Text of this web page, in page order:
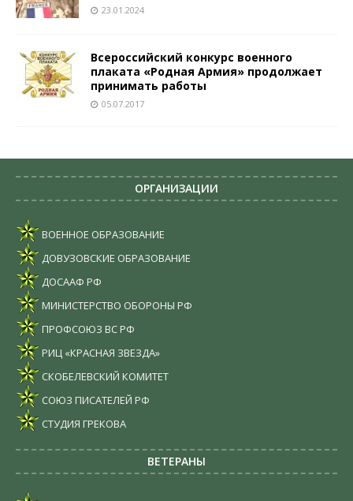
23.01.2024
Всероссийский конкурс военного
плаката «Родная Армия» продолжает
принимать работы
05.07.2017
ОРГАНИЗАЦИИ
ВОЕННОЕ ОБРАЗОВАНИЕ
ДОВУЗОВСКИЕ ОБРАЗОВАНИЕ
ДОСААФ РФ
МИНИСТЕРСТВО ОБОРОНЫ РФ
ПРОФСОЮЗ ВС РФ
РИЦ «КРАСНАЯ ЗВЕЗДА»
СКОБЕЛЕВСКИЙ КОМИТЕТ
СОЮЗ ПИСАТЕЛЕЙ РФ
СТУДИЯ ГРЕКОВА
ВЕТЕРАНЫ